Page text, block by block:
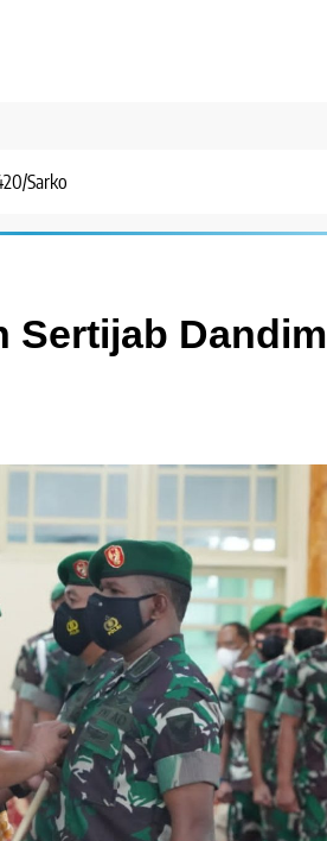
Sarko
Sertijab Dandim